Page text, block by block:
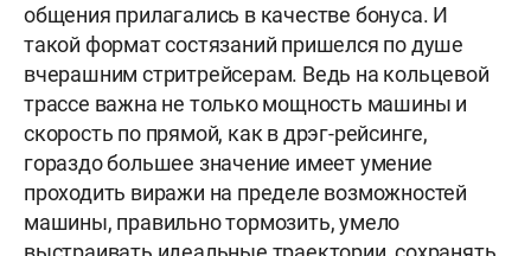
общения прилагались в качестве бонуса. И
такой формат состязаний пришелся по душе
вчерашним стритрейсерам. Ведь на кольцевой
трассе важна не только мощность машины и
скорость по прямой, как в дрэг-рейсинге,
гораздо большее значение имеет умение
проходить виражи на пределе возможностей
машины, правильно тормозить, умело